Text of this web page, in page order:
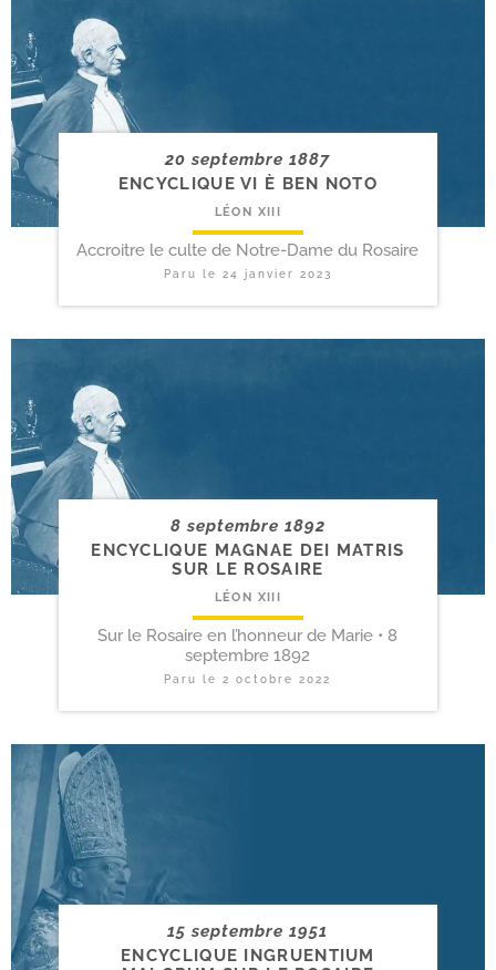
20 septembre 1887
ENCYCLIQUE VI È BEN NOTO
LÉON XIII
Accroitre le culte de Notre-Dame du Rosaire
Paru le 24 janvier 2023
8 septembre 1892
ENCYCLIQUE MAGNAE DEI MATRIS
SUR LE ROSAIRE
LÉON XIII
Sur le Rosaire en l’honneur de Marie • 8
septembre 1892
Paru le2 octobre 2022
15 septembre 1951
ENCYCLIQUE INGRUENTIUM